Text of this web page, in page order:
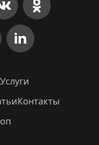
Услуги
Контакты